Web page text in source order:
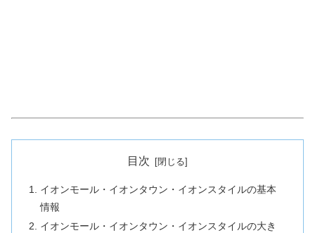
目次
イオンモール・イオンタウン・イオンスタイルの基本
情報
イオンモール・イオンタウン・イオンスタイルの大き